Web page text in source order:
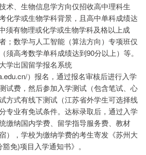
术、生物信息学方向仅招收高中理科生
化学或生物学科背景，且高中单科成绩达
须有物理或化学或生物学科及格以上成
；数学与人工智能（算法方向）专项班仅
须高考数学单科成绩达到90分以上）等。
学出国留学报名系统
）报名，通过报名审核后进行入学
试费，然后参加入学测试（包含笔试、心
方式有线下测试（江苏省外学生可选择线
专业有免试条件。达标录取后，通过入学
缴纳国内学费、留学指导服务费、教材
），学校为缴纳学费的考生寄发《苏州大
免)项目入学通知书》。